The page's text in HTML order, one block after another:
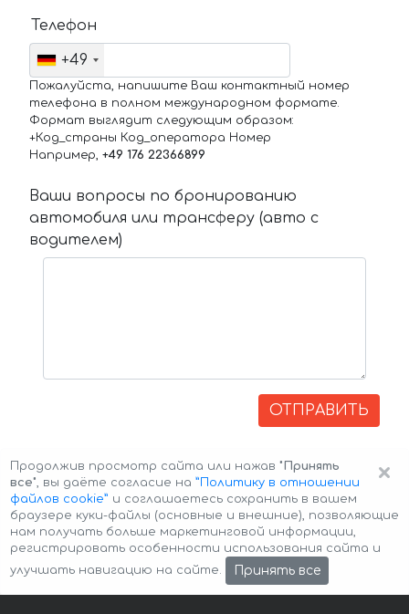
Телефон
+49
Пожалуйста, напишите Ваш контактный номер
телефона в полном международном формате.
Формат выглядит следующим образом:
+Код_страны Код_оператора Номер
Например, +49 176 22366899
Ваши вопросы по бронированию
автомобиля или трансферу (авто с
водителем)
ОТПРАВИТЬ
Авторские права © 2026 Авто-Аренда Cookie Policy
×
Продолжив просмотр сайта или нажав "Принять
все", вы даёте согласие на ”Политику в отношении
файлов cookie” и соглашаетесь сохранить в вашем
браузере куки-файлы (основные и внешние), позволяющие
нам получать больше маркетинговой информации,
регистрировать особенности использования сайта и
улучшать навигацию на сайте.
Принять все